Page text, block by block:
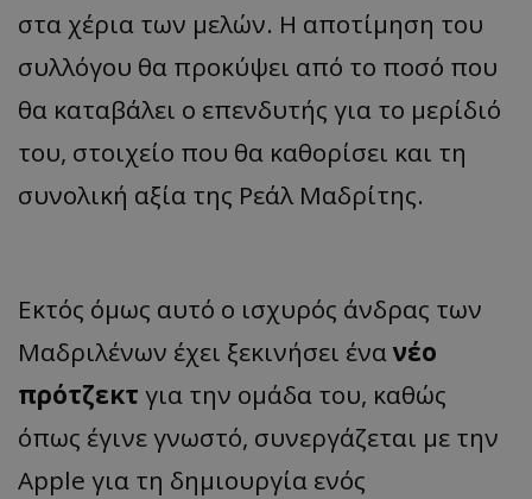
στα χέρια των μελών. Η αποτίμηση του
συλλόγου θα προκύψει από το ποσό που
θα καταβάλει ο επενδυτής για το μερίδιό
του, στοιχείο που θα καθορίσει και τη
συνολική αξία της Ρεάλ Μαδρίτης.
Εκτός όμως αυτό ο ισχυρός άνδρας των
Μαδριλένων έχει ξεκινήσει ένανέο
πρότζεκτ για την ομάδα του, καθώς
όπως έγινε γνωστό, συνεργάζεται με την
Apple για τη δημιουργία ενός